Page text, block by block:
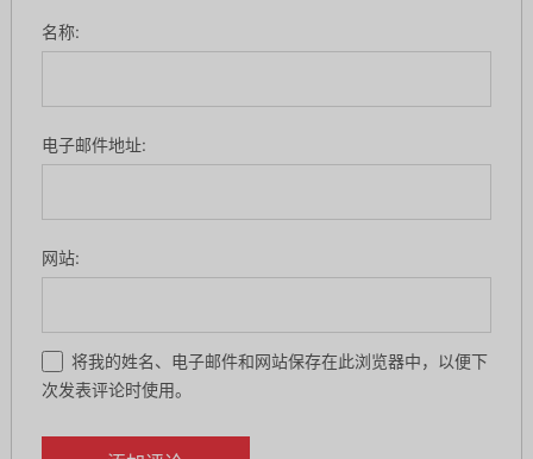
名称:
电子邮件地址:
网站:
将我的姓名、电子邮件和网站保存在此浏览器中，以便下
次发表评论时使用。